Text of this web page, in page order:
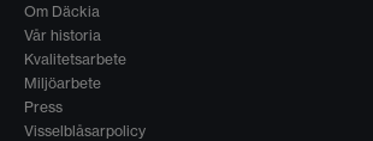
Om Däckia
Vår historia
Kvalitetsarbete
Miljöarbete
Press
Visselblåsarpolicy